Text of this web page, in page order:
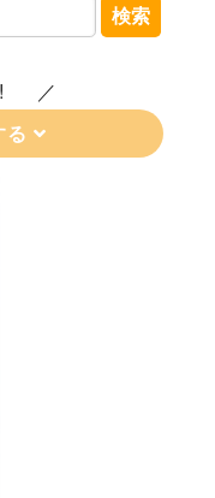
検索
る